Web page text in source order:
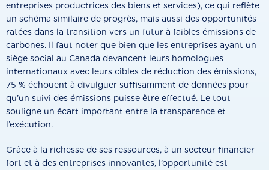
entreprises productrices des biens et services), ce qui reflète
un schéma similaire de progrès, mais aussi des opportunités
ratées dans la transition vers un futur à faibles émissions de
carbones. Il faut noter que bien que les entreprises ayant un
siège social au Canada devancent leurs homologues
internationaux avec leurs cibles de réduction des émissions,
75 % échouent à divulguer suffisamment de données pour
qu’un suivi des émissions puisse être effectué. Le tout
souligne un écart important entre la transparence et
l’exécution.
Grâce à la richesse de ses ressources, à un secteur financier
fort et à des entreprises innovantes, l’opportunité est